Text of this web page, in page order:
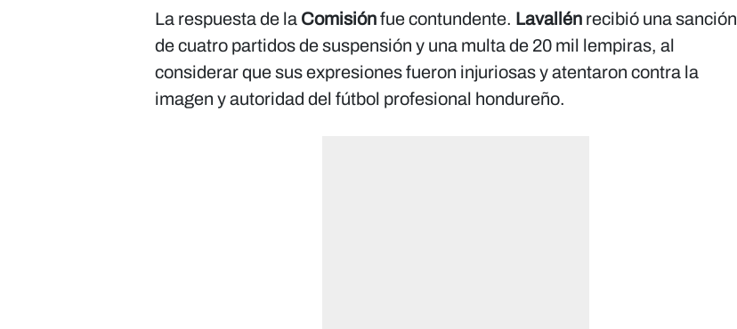
La respuesta de la Comisiónfue contundente. Lavallén recibió una sanción
de cuatro partidos de suspensión y una multa de 20 mil lempiras, al
considerar que sus expresiones fueron injuriosas y atentaron contra la
imagen y autoridad del fútbol profesional hondureño.